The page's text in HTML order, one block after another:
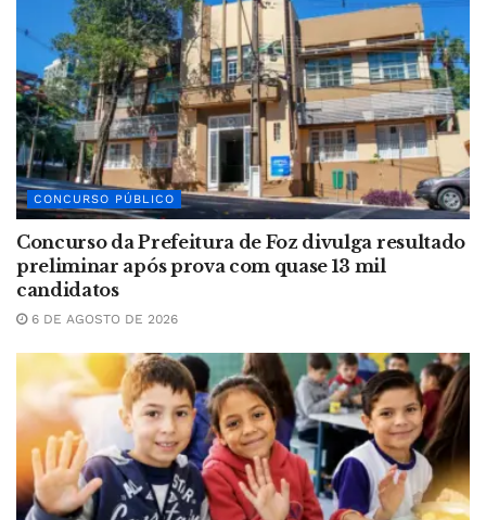
CONCURSO PÚBLICO
Concurso da Prefeitura de Foz divulga resultado
preliminar após prova com quase 13 mil
candidatos
6 DE AGOSTO DE 2026